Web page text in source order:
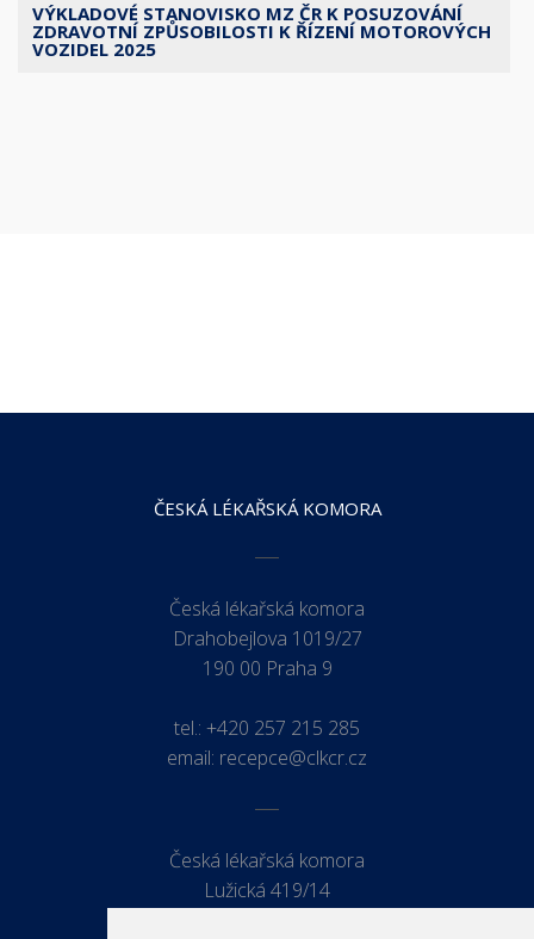
VÝKLADOVÉ STANOVISKO MZ ČR K POSUZOVÁNÍ
ZDRAVOTNÍ ZPŮSOBILOSTI K ŘÍZENÍ MOTOROVÝCH
VOZIDEL 2025
ČESKÁ LÉKAŘSKÁ KOMORA
Česká lékařská komora
Drahobejlova 1019/27
190 00 Praha 9
tel.: +420 257 215 285
email: recepce@clkcr.cz
Česká lékařská komora
Lužická 419/14